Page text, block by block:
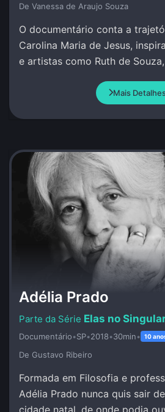
De Vanessa de Araujo Souza
O documentário conta a
Carolina Maria de Jesus,
e artistas como Ruth de
Mais
Adélia Prado
Elas no
Documentário•SP•2018•30min• 10
De Gustavo Ribeiro
Formada em Filosofia e
Adélia Prado nunca quis sair
cidade natal, de onde podia